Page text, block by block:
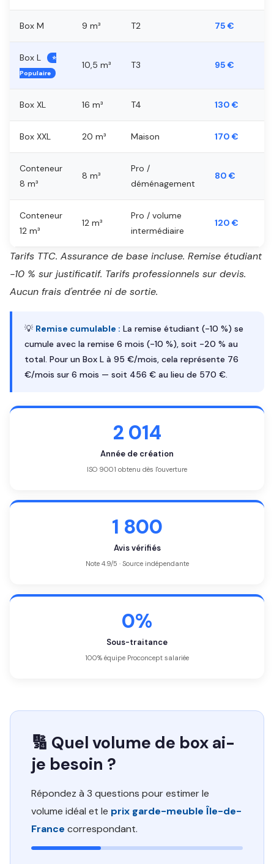
Box M 9 m³ T2 75 €
Box L
⭐
Populaire
10,5 m³ T3 95 €
Box XL 16 m³ T4 130 €
Box XXL 20 m³ Maison 170 €
Conteneur
8 m³
8 m³
Pro /
déménagement
80 €
Conteneur
12 m³
12 m³
Pro / volume
intermédiaire
120 €
Tarifs TTC. Assurance de base incluse. Remise étudiant
-10 % sur justificatif. Tarifs professionnels sur devis.
Aucun frais d'entrée ni de sortie.
💡 Remise cumulable : La remise étudiant (-10 %) se
cumule avec la remise 6 mois (-10 %), soit -20 % au
total. Pour un Box L à 95 €/mois, cela représente 76
€/mois sur 6 mois — soit 456 € au lieu de 570 €.
2 014
Année de création
ISO 9001 obtenu dès l'ouverture
1 800
Avis vérifiés
Note 4.9/5 · Source indépendante
0%
Sous-traitance
100% équipe Proconcept salariée
🔢 Quel volume de box ai-
je besoin ?
Répondez à 3 questions pour estimer le
volume idéal et le prix garde-meuble Île-de-
France correspondant.